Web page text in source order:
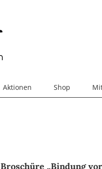
Aktionen Shop
Broschüre „Bindung